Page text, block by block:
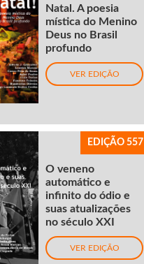
Natal. A poesia
mística do Menino
Deus no Brasil
profundo
VER EDIÇÃO
EDIÇÃO 557
O veneno
automático e
infinito do ódio e
suas atualizações
no século XXI
VER EDIÇÃO